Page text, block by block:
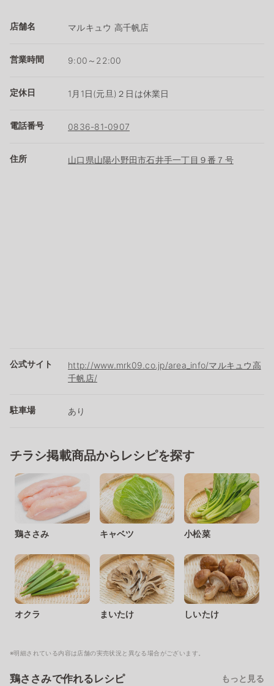
店舗名 マルキュウ 高千帆店
営業時間 9:00～22:00
定休日 1月1日(元旦)２日は休業日
電話番号 0836-81-0907
住所 山口県山陽小野田市石井手一丁目９番７号
公式サイト
http://www.mrk09.co.jp/area_info/マルキュウ高
千帆店/
駐車場 あり
チラシ掲載商品からレシピを探す
鶏ささみ キャベツ 小松菜
オクラ まいたけ しいたけ
※明細されている内容は店舗の実売状況と異なる場合がございます。
鶏ささみで作れるレシピ もっと見る